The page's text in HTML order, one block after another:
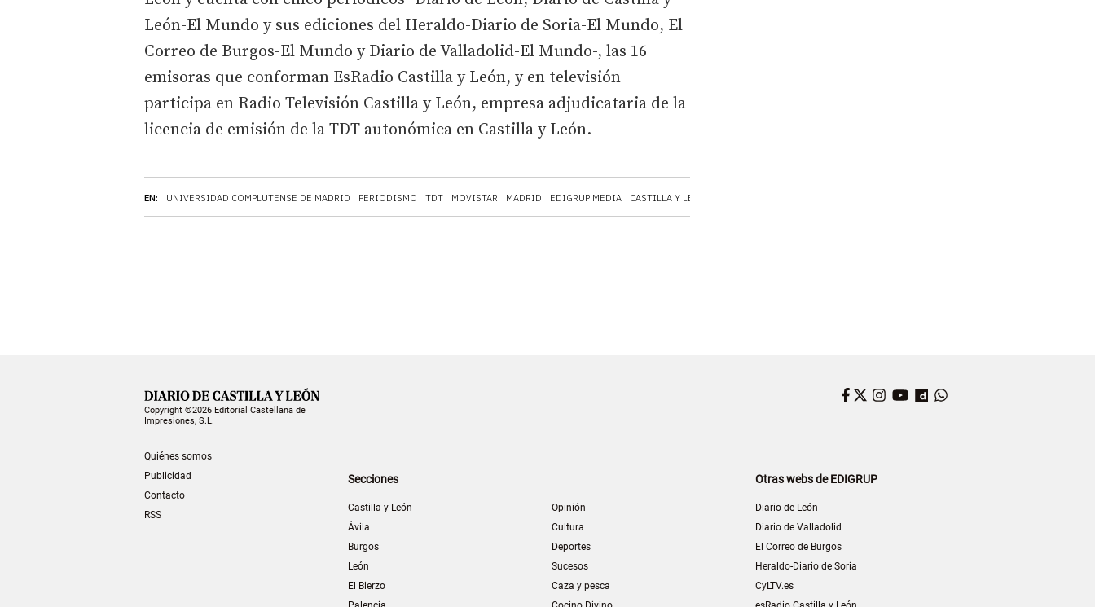
EN: UNIVERSIDAD COMPLUTENSE DE MADRID PERIODISMO TDT MOVISTAR MADRID EDIGRUP MEDIA CASTILLA Y LEÓN
León-El Mundo y sus ediciones del Heraldo-Diario de Soria-El Mundo, El
Correo de Burgos-El Mundo y Diario de Valladolid-El Mundo-, las 16
emisoras que conforman EsRadio Castilla y León, y en televisión
participa en Radio Televisión Castilla y León, empresa adjudicataria de la
licencia de emisión de la TDT autonómica en Castilla y León.
Copyright ©2026 Editorial Castellana de
Impresiones, S.L.
Quiénes somos
Publicidad
Contacto
RSS
Facebook
Twitter
Instagram
YouTube
Dailymotion
Secciones
Castilla y León
Ávila
Burgos
León
El Bierzo
Opinión
Cultura
Deportes
Sucesos
Caza y pesca
Otras webs de EDIGRUP
Diario de León
Diario de Valladolid
El Correo de Burgos
Heraldo-Diario de Soria
CyLTV.es